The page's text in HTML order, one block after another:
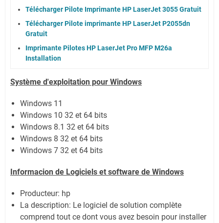
Télécharger Pilote Imprimante HP LaserJet 3055 Gratuit
Télécharger Pilote imprimante HP LaserJet P2055dn
Gratuit
Imprimante Pilotes HP LaserJet Pro MFP M26a
Installation
Système d'exploitation pour Windows
Windows 11
Windows 10 32 et 64 bits
Windows 8.1 32 et 64 bits
Windows 8 32 et 64 bits
Windows 7 32 et 64 bits
Informacion de Logiciels et software de Windows
Producteur: hp
La description: Le logiciel de solution complète
comprend tout ce dont vous avez besoin pour installer